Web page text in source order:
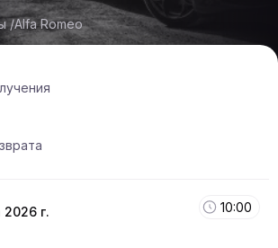
/Alfa Romeo
2026 г. 10:00